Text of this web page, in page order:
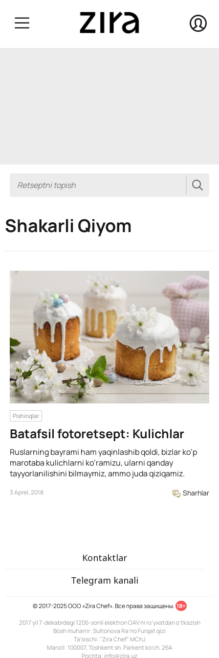
Shakarli Qiyom
Pishiriqlar
Batafsil fotoretsept: Kulichlar
Ruslarning bayrami ham yaqinlashib qoldi, bizlar ko’p
marotaba kulichlarni ko’ramizu, ularni qanday
tayyorlanilishini bilmaymiz, ammo juda qiziqamiz.
3 Aprel, 2018 Sharhlar
Kontaktlar
Telegram kanali
© 2017-2025 ООО «Zira Chef». Все права защищены. 18+
2017 yil 7-dekabrdagi 1206-sonli elektron OAV ni ro'yxatdan o'tkazish
Bosh muharrir: Sultonova Ra’no Furqat qizi
Ta'sischi: "Zira Chef" MChJ
Manzil: 100007, Toshkent sh. Parkent ko'ch. 26A
Pochta: info@zira.uz